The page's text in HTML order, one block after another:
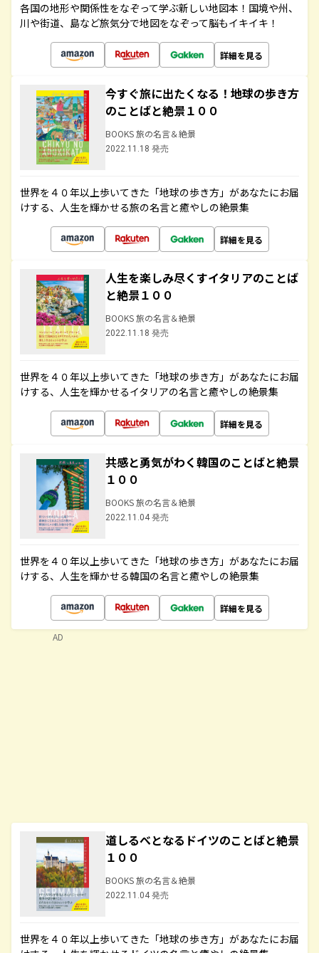
各国の地形や関係性をなぞって学ぶ新しい地図本！国境や州、
川や街道、島など旅気分で地図をなぞって脳もイキイキ！
詳細を見る
今すぐ旅に出たくなる！地球の歩き方
のことばと絶景１００
BOOKS 旅の名言＆絶景
2022.11.18 発売
世界を４０年以上歩いてきた「地球の歩き方」があなたにお届
けする、人生を輝かせる旅の名言と癒やしの絶景集
詳細を見る
人生を楽しみ尽くすイタリアのことば
と絶景１００
BOOKS 旅の名言＆絶景
2022.11.18 発売
世界を４０年以上歩いてきた「地球の歩き方」があなたにお届
けする、人生を輝かせるイタリアの名言と癒やしの絶景集
詳細を見る
共感と勇気がわく韓国のことばと絶景
１００
BOOKS 旅の名言＆絶景
2022.11.04 発売
世界を４０年以上歩いてきた「地球の歩き方」があなたにお届
けする、人生を輝かせる韓国の名言と癒やしの絶景集
詳細を見る
道しるべとなるドイツのことばと絶景
１００
BOOKS 旅の名言＆絶景
2022.11.04 発売
世界を４０年以上歩いてきた「地球の歩き方」があなたにお届
AD